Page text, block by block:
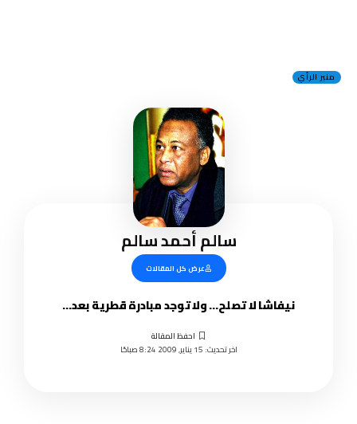
منبر الرأي
سالم أحمد سالم
عرض كل المقالات
نيفاشا لا تصلح… ولا توجد مبادرة قطرية بعد…
اخر تحديث: 15 يناير, 2009 8:24 صباحًا